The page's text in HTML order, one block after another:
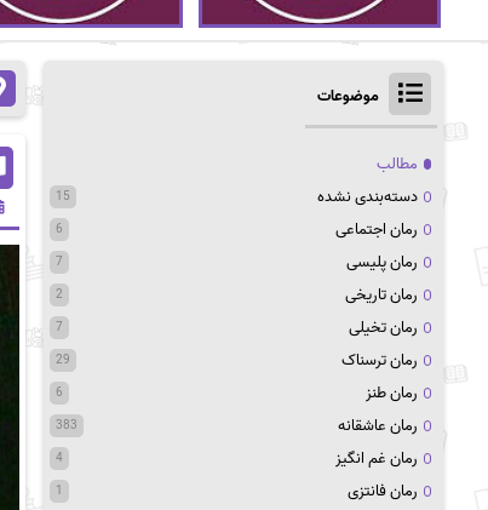
موضوعات
مطالب
دسته‌بندی نشده
15
رمان اجتماعی 6
رمان پلیسی 7
رمان تاریخی 2
رمان تخیلی 7
رمان ترسناک 29
رمان طنز 6
رمان عاشقانه 383
رمان غم انگیز 4
رمان فانتزی 1